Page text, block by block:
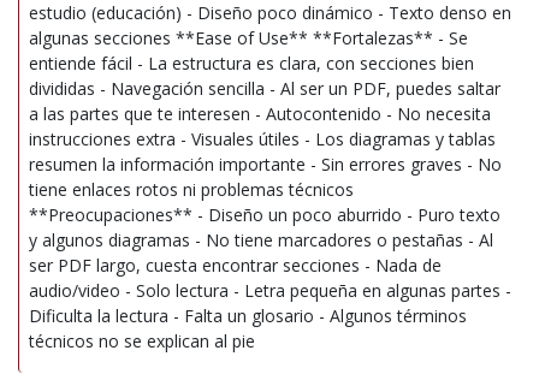
estudio (educación) - Diseño poco dinámico - Texto denso en
algunas secciones **Ease of Use** **Fortalezas** - Se
entiende fácil - La estructura es clara, con secciones bien
divididas - Navegación sencilla - Al ser un PDF, puedes saltar
a las partes que te interesen - Autocontenido - No necesita
instrucciones extra - Visuales útiles - Los diagramas y tablas
resumen la información importante - Sin errores graves - No
tiene enlaces rotos ni problemas técnicos
**Preocupaciones** - Diseño un poco aburrido - Puro texto
y algunos diagramas - No tiene marcadores o pestañas - Al
ser PDF largo, cuesta encontrar secciones - Nada de
audio/video - Solo lectura - Letra pequeña en algunas partes -
Dificulta la lectura - Falta un glosario - Algunos términos
técnicos no se explican al pie